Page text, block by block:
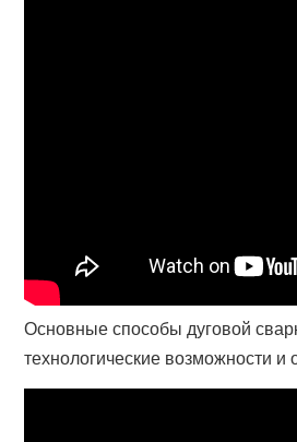
Основные способы дуговой
технологические возможности и